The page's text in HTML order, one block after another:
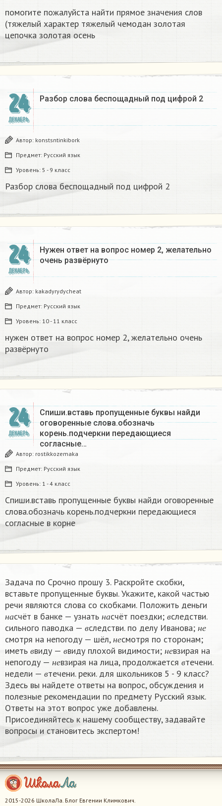
помогите пожалуйста найти прямое значения слов
(тяжелый характер тяжелый чемодан золотая
цепочка золотая осень
24
ДЕКАБРЬ
Разбор слова беспощадный под цифрой 2
Автор: konstsntinkibork
Предмет: Русский язык
Уровень: 5 - 9 класс
Разбор слова беспощадный под цифрой 2
24
ДЕКАБРЬ
Нужен ответ на вопрос номер 2, желательно
очень развёрнуто
Автор: kakadyrydycheat
Предмет: Русский язык
Уровень: 10 - 11 класс
нужен ответ на вопрос номер 2, желательно очень
развёрнуто
24
ДЕКАБРЬ
Спиши.вставь пропущенные буквы найди
оговоренные слова.обозначь
корень.подчеркни передающиеся
согласные…
Автор: rostikkozemaka
Предмет: Русский язык
Уровень: 1 - 4 класс
Спиши.вставь пропущенные буквы найди оговоренные
слова.обозначь корень.подчеркни передающиеся
согласные в корне
Задача по Срочно прошу 3. Раскройте скобки,
вставьте пропущенные буквы. Укажите, какой частью
речи являются слова со скобками. Положить деньги
н а
на
счёт в банке — узнать н а
на
счёт поездки; в
в
следстви.
сильного паводка —
в
в
следстви. по делу Иванова; н е
не
смотря на непогоду — шёл, н е
не
смотря по сторонам;
иметь
в
в
виду — в
в
виду плохой видимости; н е
не
взирая на
непогоду —
н е
не
взирая на лица, продолжается в
в
течени.
недели —
в
в
течени. реки. для школьников 5 - 9 класс?
Здесь вы найдете ответы на вопрос, обсуждения и
полезные рекомендации по предмету Русский язык.
Ответы на этот вопрос уже добавлены.
Присоединяйтесь к нашему сообществу, задавайте
вопросы и становитесь экспертом!
2015-2026 ШколаЛа. Блог Евгении Климкович.